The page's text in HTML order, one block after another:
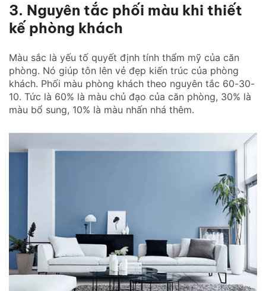
3. Nguyên tắc phối màu khi thiết
kế phòng khách
Màu sắc là yếu tố quyết định tính thẩm mỹ của căn
phòng. Nó giúp tôn lên vẻ đẹp kiến trúc của phòng
khách. Phối màu phòng khách theo nguyên tắc 60-30-
10. Tức là 60% là màu chủ đạo của căn phòng, 30% là
màu bổ sung, 10% là màu nhấn nhá thêm.